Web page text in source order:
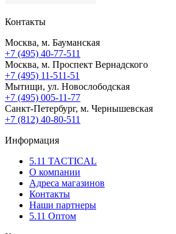
Контакты
Москва, м. Бауманская
+7 (495) 40-77-511
Москва, м. Проспект Вернадского
+7 (495) 11-511-51
Мытищи, ул. Новослободская
+7 (495) 005-11-77
Санкт-Петербург, м. Чернышевская
+7 (812) 40-80-511
Информация
5.11 TACTICAL
О компании
Адреса магазинов
Контакты
Наши партнеры
5.11 Оптом